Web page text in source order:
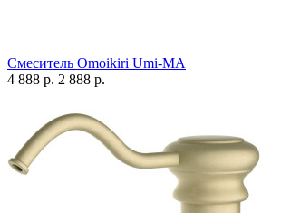
Смеситель Omoikiri Umi-MA
4 888 р. 2 888 р.